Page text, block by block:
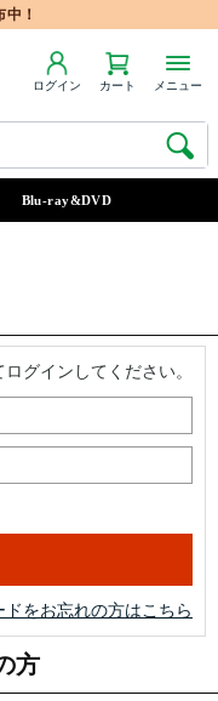
！
ログイン カート メニュー
Blu-ray&DVD
グインしてください。
ドをお忘れの方はこちら
方